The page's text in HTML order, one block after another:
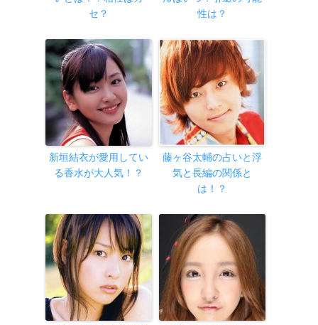
セ？
性は？
新垣結衣が愛用してい
る香水が大人気！？
藤ヶ谷太輔の占いと浮
気と長編の関係と
は！？